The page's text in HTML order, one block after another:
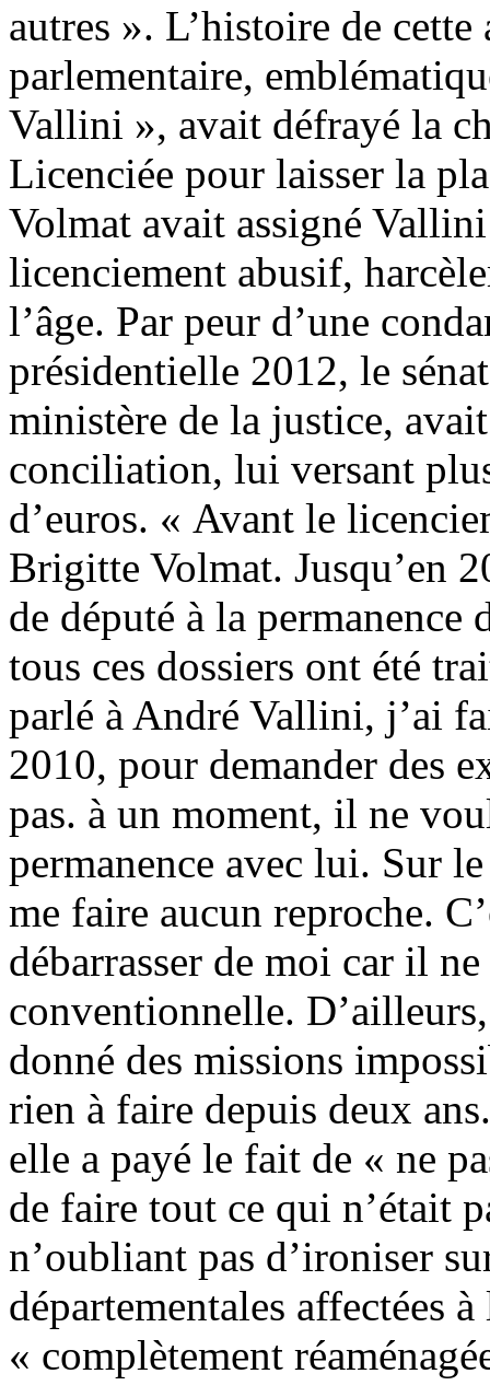
autres ». L’histoire de cette
parlementaire,
Vallini », avait défrayé la
Licenciée pour laisser la
Volmat avait assigné
licenciement abusif,
l’âge. Par peur d’une
présidentielle 2012, le
ministère de la justice,
conciliation, lui versant
d’euros. « Avant le
Brigitte Volmat. Jusqu’en
de député à la
tous ces dossiers ont été
parlé à André Vallini, j’ai
2010, pour demander des
pas. à un moment, il ne
permanence avec lui. Sur
me faire aucun reproche.
débarrasser de moi car il
conventionnelle.
donné des missions
rien à faire depuis deux
elle a payé le fait de « ne
de faire tout ce qui n’était
n’oubliant pas d’ironiser
départementales affectées
« complètement